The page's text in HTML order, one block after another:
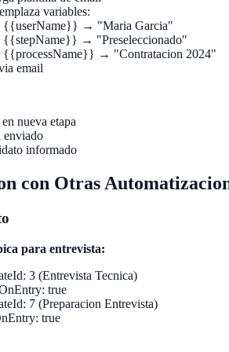
variables:
{{userName}} → "Maria Garcia"
{{stepName}} → "Preseleccionado"
{{processName}} → "Contratacion 2024"
email
nueva etapa
enviado
informado
con Otras
para entrevista:
3 (Entrevista Tecnica)
true
7 (Preparacion Entrevista)
true